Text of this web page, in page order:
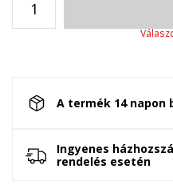
A termék 14 napon
Ingyenes
rendelés esetén